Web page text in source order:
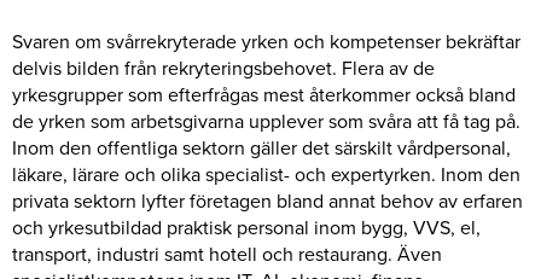
Svaren om svårrekryterade yrken och kompetenser bekräftar
delvis bilden från rekryteringsbehovet. Flera av de
yrkesgrupper som efterfrågas mest återkommer också bland
de yrken som arbetsgivarna upplever som svåra att få tag på.
Inom den offentliga sektorn gäller det särskilt vårdpersonal,
läkare, lärare och olika specialist- och expertyrken. Inom den
privata sektorn lyfter företagen bland annat behov av erfaren
och yrkesutbildad praktisk personal inom bygg, VVS, el,
transport, industri samt hotell och restaurang. Även